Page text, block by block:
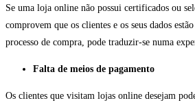
Se uma loja online não possui certificados ou
comprovem que os clientes e os seus dados
processo de compra, pode traduzir-se numa
Falta de meios de pagamento
Os clientes que visitam lojas online desejam